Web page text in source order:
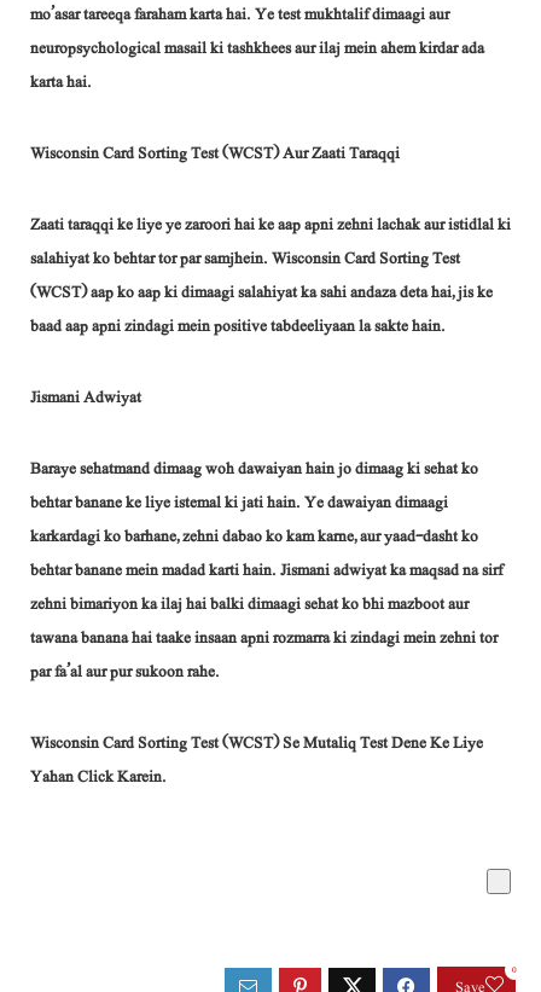
mo’asar tareeqa faraham karta hai. Ye test mukhtalif dimaagi aur
neuropsychological masail ki tashkhees aur ilaj mein ahem kirdar ada
karta hai.
Wisconsin Card Sorting Test (WCST) Aur Zaati Taraqqi
Zaati taraqqi ke liye ye zaroori hai ke aap apni zehni lachak aur istidlal ki
salahiyat ko behtar tor par samjhein. Wisconsin Card Sorting Test
(WCST) aap ko aap ki dimaagi salahiyat ka sahi andaza deta hai, jis ke
baad aap apni zindagi mein positive tabdeeliyaan la sakte hain.
Jismani Adwiyat
Baraye sehatmand dimaag woh dawaiyan hain jo dimaag ki sehat ko
behtar banane ke liye istemal ki jati hain. Ye dawaiyan dimaagi
karkardagi ko barhane, zehni dabao ko kam karne, aur yaad-dasht ko
behtar banane mein madad karti hain. Jismani adwiyat ka maqsad na sirf
zehni bimariyon ka ilaj hai balki dimaagi sehat ko bhi mazboot aur
tawana banana hai taake insaan apni rozmarra ki zindagi mein zehni tor
par fa’al aur pur sukoon rahe.
Wisconsin Card Sorting Test (WCST) Se Mutaliq Test Dene Ke Liye
Yahan Click Karein.
0